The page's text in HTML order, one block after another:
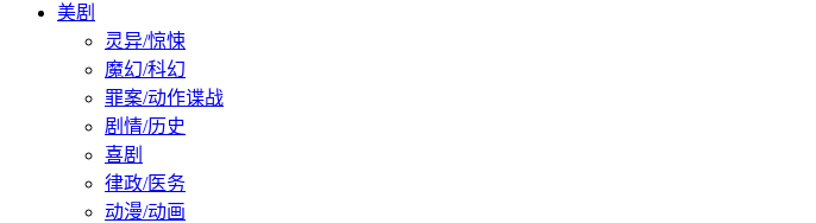
美剧
灵异/惊悚
魔幻/科幻
罪案/动作谍战
剧情/历史
喜剧
律政/医务
动漫/动画